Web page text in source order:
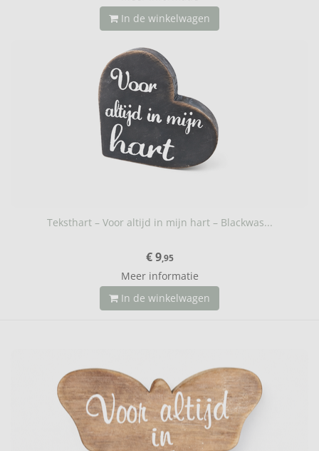
In de winkelwagen
Teksthart – Voor altijd in mijn hart – Blackwas...
€ 9,95
Meer informatie
In de winkelwagen